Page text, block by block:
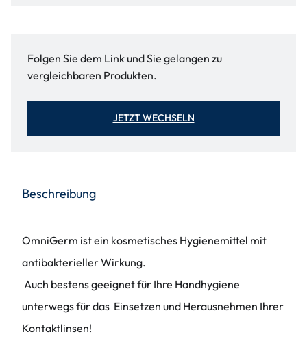
Folgen Sie dem Link und Sie gelangen zu
vergleichbaren Produkten.
JETZT WECHSELN
Beschreibung
OmniGerm ist ein kosmetisches Hygienemittel mit
antibakterieller Wirkung.
Auch bestens geeignet für Ihre Handhygiene
unterwegs für das Einsetzen und Herausnehmen Ihrer
Kontaktlinsen!